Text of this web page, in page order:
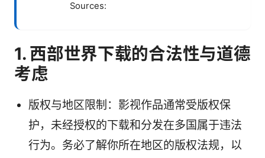
Sources:
1. 西部世界下载的合法性与道德
考虑
版权与地区限制：影视作品通常受版权保
护，未经授权的下载和分发在多国属于违法
行为。务必了解你所在地区的版权法规，以